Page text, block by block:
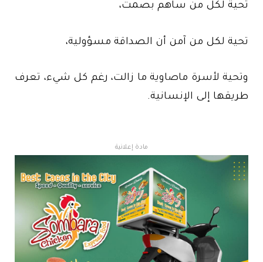
تحية لكل من ساهم بصمت،
تحية لكل من آمن أن الصداقة مسؤولية،
وتحية لأسرة ماصاوية ما زالت، رغم كل شيء، تعرف
طريقها إلى الإنسانية.
مادة إعلانية